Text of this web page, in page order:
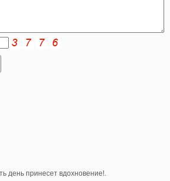
день принесет вдохновение!.